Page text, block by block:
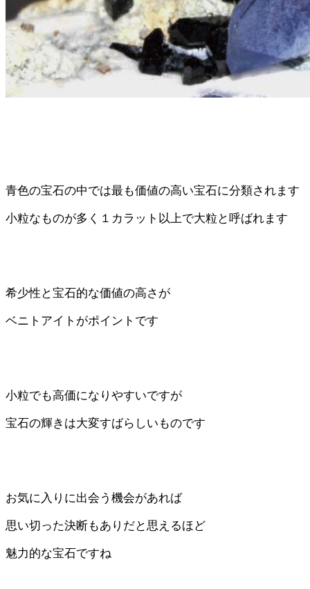
青色の宝石の中では最も価値の高い宝石に分類されます
小粒なものが多く１カラット以上で大粒と呼ばれます
希少性と宝石的な価値の高さが
ベニトアイトがポイントです
小粒でも高価になりやすいですが
宝石の輝きは大変すばらしいものです
お気に入りに出会う機会があれば
思い切った決断もありだと思えるほど
魅力的な宝石ですね